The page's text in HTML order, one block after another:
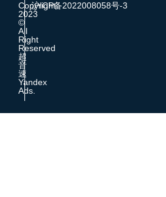
Copyright
2023
©
All
Right
Reserved
超
音
速
Yandex
Ads.
沪ICP备2022008058号-3